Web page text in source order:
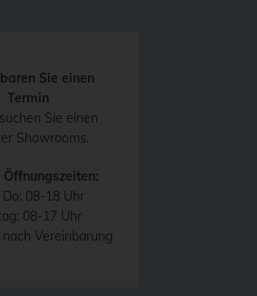
Sie einen
Termin
Sie einen
Showrooms.
Öffnungszeiten:
08-18 Uhr
08-17 Uhr
Vereinbarung